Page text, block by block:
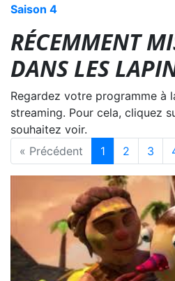
Saison 4
RÉCEMMENT
DANS LES
Regardez votre programme à
streaming. Pour cela, cliquez
souhaitez voir.
« Précédent
1 2 3